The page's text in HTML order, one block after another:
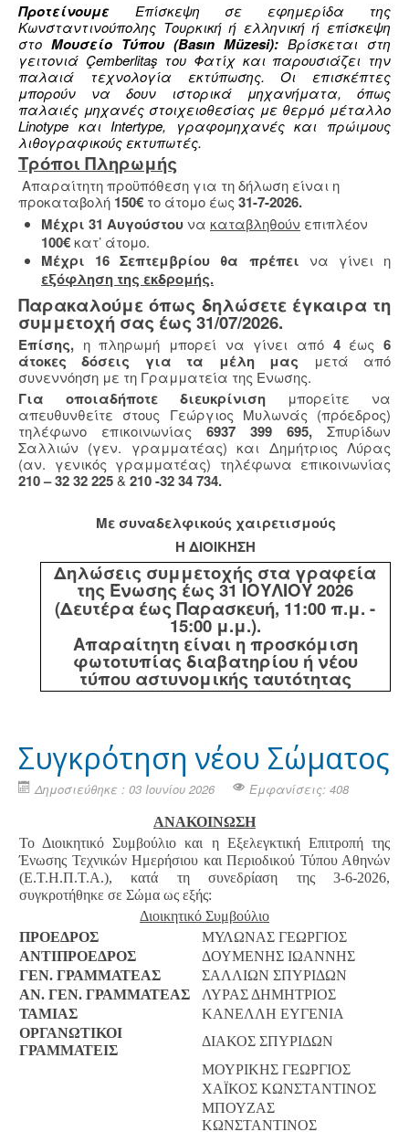
Προτείνουμε Επίσκεψη σε εφημερίδα της
Κωνσταντινούπολης Τουρκική ή ελληνική ή επίσκεψη
στο Μουσείο Τύπου (Basın Müzesi): Βρίσκεται στη
γειτονιά Çemberlitaş του Φατίχ και παρουσιάζει την
παλαιά τεχνολογία εκτύπωσης. Οι επισκέπτες
μπορούν να δουν ιστορικά μηχανήματα, όπως
παλαιές μηχανές στοιχειοθεσίας με θερμό μέταλλο
Linotype και Intertype, γραφομηχανές και πρώιμους
λιθογραφικούς εκτυπωτές.
Τρόποι Πληρωμής
Απαραίτητη προϋπόθεση για τη δήλωση είναι η
προκαταβολή 150€ το άτομο έως 31-7-2026.
Μέχρι 31 Αυγούστουνα καταβληθούν επιπλέον
100€κατ’ άτομο.
Μέχρι 16 Σεπτεμβρίου θα πρέπει να γίνει η
εξόφληση της εκδρομής.
Παρακαλούμε όπως δηλώσετε έγκαιρα τη
συμμετοχή σας έως 31/07/2026.
Επίσης, η πληρωμή μπορεί να γίνει από 4 έως6
άτοκες δόσεις για τα μέλη μας
μετά από
συνεννόηση με τη Γραμματεία της Ενωσης.
Για οποιαδήποτε διευκρίνιση
μπορείτε να
απευθυνθείτε στους Γεώργιος Μυλωνάς (πρόεδρος)
τηλέφωνο επικοινωνίας 6937 399 695, Σπυρίδων
Σαλλιών (γεν. γραμματέας) και Δημήτριος Λύρας
(αν. γενικός γραμματέας) τηλέφωνα επικοινωνίας
210 – 32 32 225& 210 -32 34 734.
Με συναδελφικούς χαιρετισμούς
Η ΔΙΟΙΚΗΣΗ
Δηλώσεις συμμετοχής στα γραφεία
της Ένωσης έως 31 ΙΟΥΛΙΟΥ 2026
(Δευτέρα έως Παρασκευή, 11:00 π.μ. -
15:00 μ.μ.).
Απαραίτητη είναι η προσκόμιση
φωτοτυπίας διαβατηρίου ή νέου
τύπου αστυνομικής ταυτότητας
Συγκρότηση νέου Σώματος
Δημοσιεύθηκε : 03 Ιουνίου 2026 Εμφανίσεις: 408
ΑΝΑΚΟΙΝΩΣΗ
Το Διοικητικό Συμβούλιο και η Εξελεγκτική Επιτροπή της
Ένωσης Τεχνικών Ημερήσιου και Περιοδικού Τύπου Αθηνών
(Ε.Τ.Η.Π.Τ.Α.), κατά τη συνεδρίαση της 3-6-2026,
συγκροτήθηκε σε Σώμα ως εξής:
Διοικητικό Συμβούλιο
ΠΡΟΕΔΡΟΣ
ΜΥΛΩΝΑΣ ΓΕΩΡΓΙΟΣ
ΑΝΤΙΠΡΟΕΔΡΟΣ
ΔΟΥΜΕΝΗΣ ΙΩΑΝΝΗΣ
ΓΕΝ. ΓΡΑΜΜΑΤΕΑΣ
ΣΑΛΛΙΩΝ ΣΠΥΡΙΔΩΝ
ΑΝ. ΓΕΝ. ΓΡΑΜΜΑΤΕΑΣ
ΛΥΡΑΣ ΔΗΜΗΤΡΙΟΣ
ΤΑΜΙΑΣ
ΚΑΝΕΛΛΗ ΕΥΓΕΝΙΑ
ΟΡΓΑΝΩΤΙΚΟΙ
ΓΡΑΜΜΑΤΕΙΣ
ΔΙΑΚΟΣ ΣΠΥΡΙΔΩΝ
ΜΟΥΡΙΚΗΣ ΓΕΩΡΓΙΟΣ
ΧΑΪΚΟΣ ΚΩΝΣΤΑΝΤΙΝΟΣ
ΜΠΟΥΖΑΣ
ΚΩΝΣΤΑΝΤΙΝΟΣ